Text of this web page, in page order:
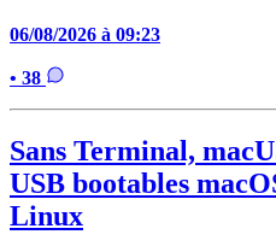
06/08/2026 à 09:23
• 38
Sans Terminal,
USB bootables
Linux